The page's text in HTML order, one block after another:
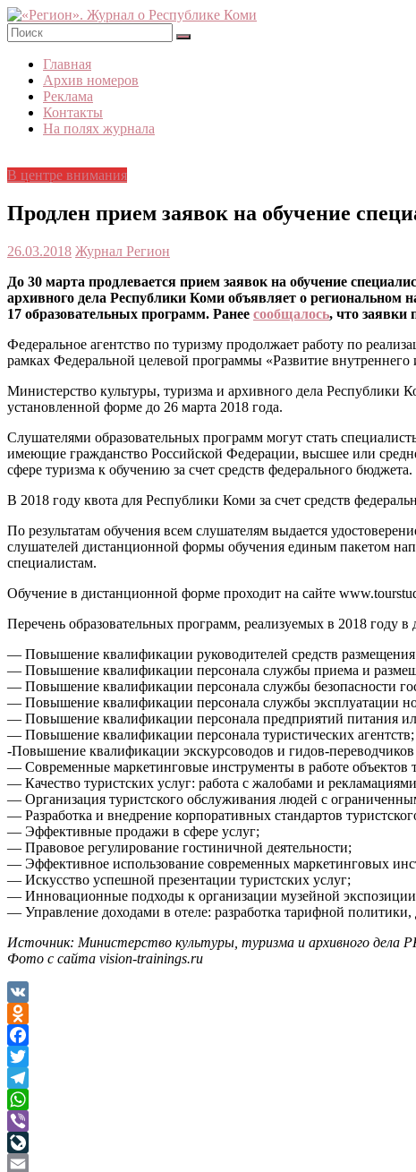
Skip
to
content
«Регион».
Журнал
Республике
Коми
Главная
Архив номеров
Реклама
Контакты
На полях журнала
В центре внимания
Продлен прием заявок на обучение
26.03.2018 Журнал Регион
До 30 марта продлевается прием заявок на обучение
архивного дела Республики Коми объявляет о
17 образовательных программ. Ранее сообщалось, что заявки
Федеральное агентство по туризму продолжает работу по
рамках Федеральной целевой программы «Развитие
Министерство культуры, туризма и архивного дела Республики
установленной форме до 26 марта 2018 года.
Слушателями образовательных программ могут стать
имеющие гражданство Российской Федерации, высшее или
сфере туризма к обучению за счет средств федерального бюджета.
В 2018 году квота для Республики Коми за счет средств
По результатам обучения всем слушателям выдается
слушателей дистанционной формы обучения единым пакетом
специалистам.
Обучение в дистанционной форме проходит на сайте
Перечень образовательных программ, реализуемых в 2018 году
— Повышение квалификации руководителей средств
— Повышение квалификации персонала службы приема и
— Повышение квалификации персонала службы безопасности
— Повышение квалификации персонала службы эксплуатации
— Повышение квалификации персонала предприятий питания
— Повышение квалификации персонала туристических агентств;
-Повышение квалификации экскурсоводов и гидов-
— Современные маркетинговые инструменты в работе объектов
— Качество туристских услуг: работа с жалобами и
— Организация туристского обслуживания людей с
— Разработка и внедрение корпоративных стандартов
— Эффективные продажи в сфере услуг;
— Правовое регулирование гостиничной деятельности;
— Эффективное использование современных маркетинговых
— Искусство успешной презентации туристских услуг;
— Инновационные подходы к организации музейной
— Управление доходами в отеле: разработка тарифной
Источник: Министерство культуры, туризма и архивного дела
Фото с сайта vision-trainings.ru
VK
Odnoklassniki
Facebook
Twitter
Telegram
WhatsApp
Viber
LiveJournal